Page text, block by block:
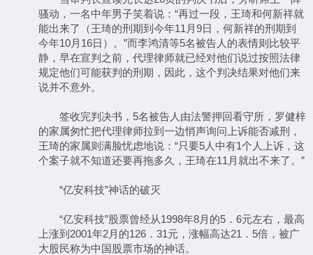
骚动，一名中年男子笑着说：“再过一段，王琦和何新祥就
能出来了（王琦的刑期到今年11月9日，何新祥的刑期到
今年10月16日）。”而李鸿清等5名被告人的表情则比较平
静，早在宣判之前，代理律师就已经对他们说过按照法律
规定他们可能获判的刑期，因此，这个判决结果对他们来
说并不意外。
签收完判决书，5名被告人由法警押回看守所，罗健梓
的家属匆忙把代理律师拉到一边悄声询问上诉能否减刑，
王琦的家属则满脸忧虑地说：“只要5人中有1个人上诉，这
个案子就不知道还要再拖多久，王琦在11月就出不来了。”
“亿安科技”神话的破灭
“亿安科技”股票曾经从1998年8月的5．6元左右，最高
上涨到2001年2月的126．31元，涨幅高达21．5倍，被广
大股民称为中国股票市场的神话。